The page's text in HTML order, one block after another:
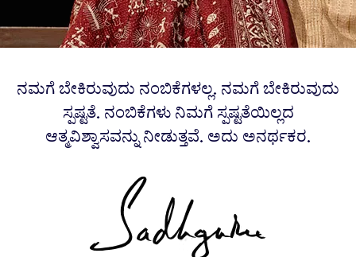
ನಮಗೆ ಬೇಕಿರುವುದು ನಂಬಿಕೆಗಳಲ್ಲ. ನಮಗೆ ಬೇಕಿರುವುದು
ಸ್ಪಷ್ಟತೆ. ನಂಬಿಕೆಗಳು ನಿಮಗೆ ಸ್ಪಷ್ಟತೆಯಿಲ್ಲದ
ಆತ್ಮವಿಶ್ವಾಸವನ್ನು ನೀಡುತ್ತವೆ. ಅದು ಅನರ್ಥಕರ.